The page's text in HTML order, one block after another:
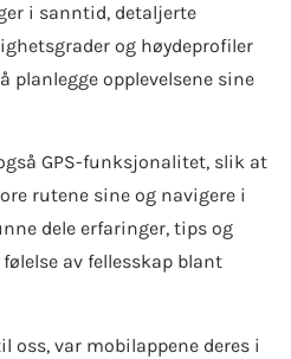
i sanntid, detaljerte
og høydeprofiler
planlegge opplevelsene sine
GPS-funksjonalitet, slik at
rutene sine og navigere i
dele erfaringer, tips og
av fellesskap blant
oss, var mobilappene deres i